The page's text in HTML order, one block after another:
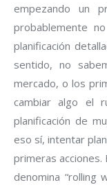
empezando un
probablemente
planificación
sentido, no
mercado, o los
cambiar algo el
planificación de
eso sí, intentar
primeras
denomina “rolling